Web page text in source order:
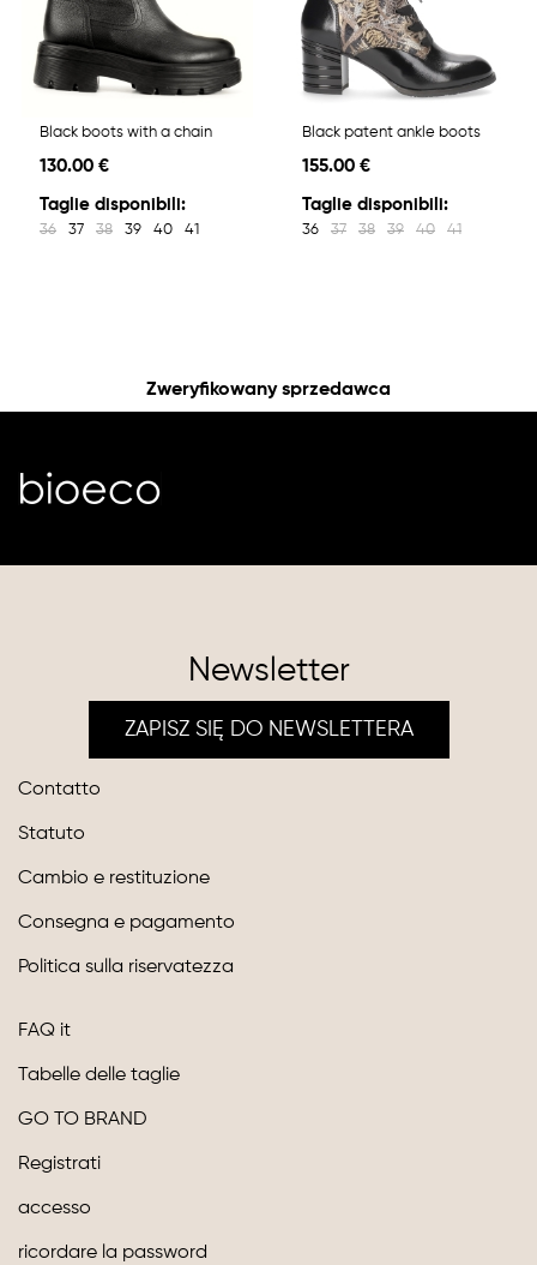
Black boots with a chain
130.00 €
Taglie disponibili:
36 37 38 39 40 41
Black patent ankle boots
155.00 €
Taglie disponibili:
36 37 38 39 40 41
Zweryfikowany sprzedawca
Newsletter
ZAPISZ SIĘ DO NEWSLETTERA
Contatto
Statuto
Cambio e restituzione
Consegna e pagamento
Politica sulla riservatezza
FAQ it
Tabelle delle taglie
GO TO BRAND
Registrati
accesso
ricordare la password